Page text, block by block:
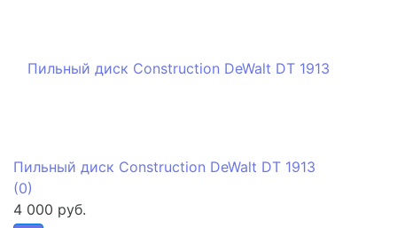
Пильный диск Construction DeWalt DT 1913
(0)
4 000 руб.